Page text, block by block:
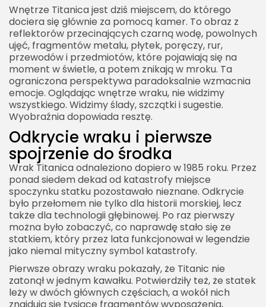
Wnętrze Titanica jest dziś miejscem, do którego
dociera się głównie za pomocą kamer. To obraz z
reflektorów przecinających czarną wodę, powolnych
ujęć, fragmentów metalu, płytek, poręczy, rur,
przewodów i przedmiotów, które pojawiają się na
moment w świetle, a potem znikają w mroku. Ta
ograniczona perspektywa paradoksalnie wzmacnia
emocje. Oglądając wnętrze wraku, nie widzimy
wszystkiego. Widzimy ślady, szczątki i sugestie.
Wyobraźnia dopowiada resztę.
Odkrycie wraku i pierwsze
spojrzenie do środka
Wrak Titanica odnaleziono dopiero w 1985 roku. Przez
ponad siedem dekad od katastrofy miejsce
spoczynku statku pozostawało nieznane. Odkrycie
było przełomem nie tylko dla historii morskiej, lecz
także dla technologii głębinowej. Po raz pierwszy
można było zobaczyć, co naprawdę stało się ze
statkiem, który przez lata funkcjonował w legendzie
jako niemal mityczny symbol katastrofy.
Pierwsze obrazy wraku pokazały, że Titanic nie
zatonął w jednym kawałku. Potwierdziły też, że statek
leży w dwóch głównych częściach, a wokół nich